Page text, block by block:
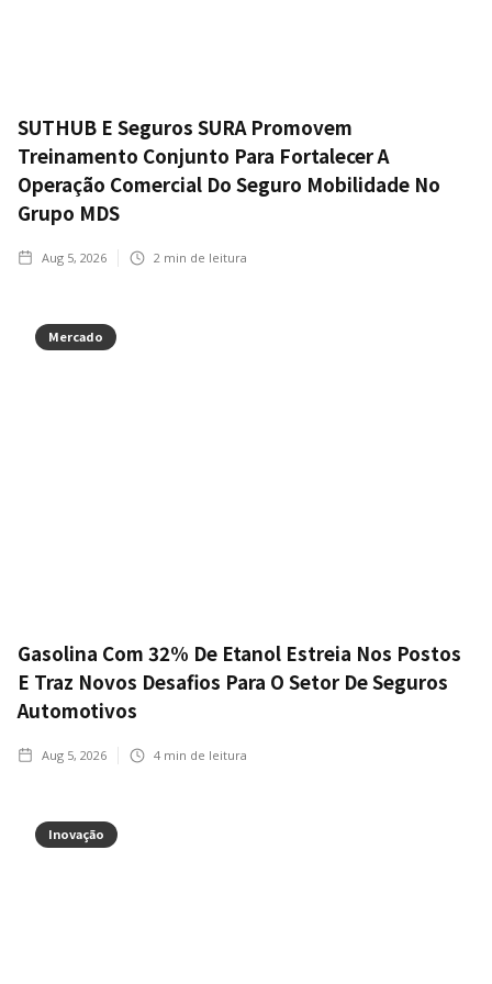
SUTHUB E Seguros SURA Promovem
Treinamento Conjunto Para Fortalecer A
Operação Comercial Do Seguro Mobilidade No
Grupo MDS
Aug 5, 2026 2 min de leitura
Mercado
Gasolina Com 32% De Etanol Estreia Nos Postos
E Traz Novos Desafios Para O Setor De Seguros
Automotivos
Aug 5, 2026 4 min de leitura
Inovação